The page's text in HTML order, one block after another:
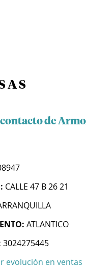
A S
de
CALLE 47 B 26 21
ATLANTICO
3024275445
evolución en ventas